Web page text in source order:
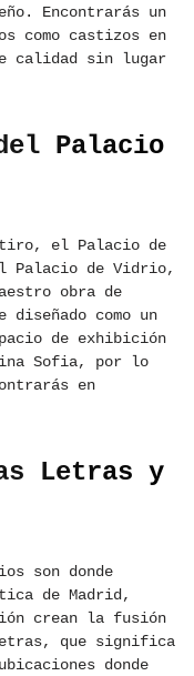
Encontrarás un
como castizos en
calidad sin lugar
Palacio
el Palacio de
Palacio de Vidrio,
obra de
como un
de exhibición
Sofia, por lo
en
Letras y
son donde
de Madrid,
crean la fusión
que significa
donde